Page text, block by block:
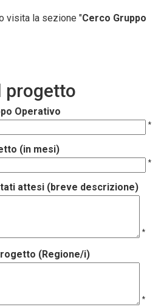
visita la sezione "Cerco Gruppo
progetto
Operativo
*
(in mesi)
*
attesi (breve descrizione)
*
(Regione/i)
*